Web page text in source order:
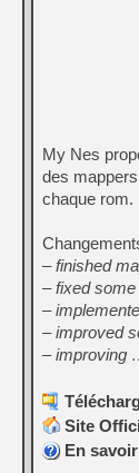
My Nes
des
chaque rom.
– finished
– fixed
–
– improved
– improving
Site
En